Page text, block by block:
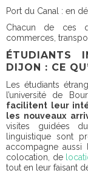
Port du Canal : en
Chacun de ces
commerces,
ÉTUDIANTS
DIJON : CE
Les étudiants
l’université de
facilitent leur
les nouveaux
visites guidées
linguistique sont
accompagne aussi
colocation, de
tout en leur faisant